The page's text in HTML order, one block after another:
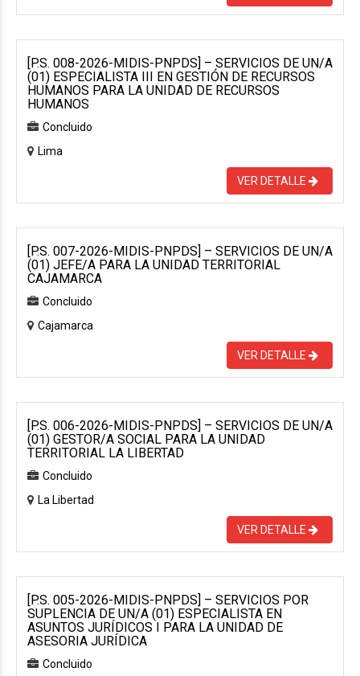
[P.S. 008-2026-MIDIS-PNPDS] – SERVICIOS DE UN/A
(01) ESPECIALISTA III EN GESTIÓN DE RECURSOS
HUMANOS PARA LA UNIDAD DE RECURSOS
HUMANOS
Concluido
Lima
VER DETALLE
[P.S. 007-2026-MIDIS-PNPDS] – SERVICIOS DE UN/A
(01) JEFE/A PARA LA UNIDAD TERRITORIAL
CAJAMARCA
Concluido
Cajamarca
VER DETALLE
[P.S. 006-2026-MIDIS-PNPDS] – SERVICIOS DE UN/A
(01) GESTOR/A SOCIAL PARA LA UNIDAD
TERRITORIAL LA LIBERTAD
Concluido
La Libertad
VER DETALLE
[P.S. 005-2026-MIDIS-PNPDS] – SERVICIOS POR
SUPLENCIA DE UN/A (01) ESPECIALISTA EN
ASUNTOS JURÍDICOS I PARA LA UNIDAD DE
ASESORIA JURÍDICA
Concluido